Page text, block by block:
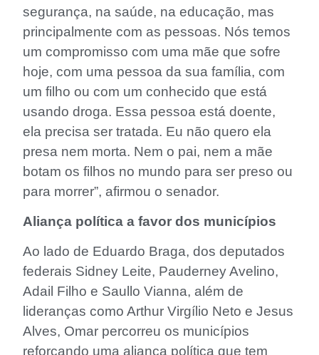
segurança, na saúde, na educação, mas
principalmente com as pessoas. Nós temos
um compromisso com uma mãe que sofre
hoje, com uma pessoa da sua família, com
um filho ou com um conhecido que está
usando droga. Essa pessoa está doente,
ela precisa ser tratada. Eu não quero ela
presa nem morta. Nem o pai, nem a mãe
botam os filhos no mundo para ser preso ou
para morrer”, afirmou o senador.
Aliança política a favor dos municípios
Ao lado de Eduardo Braga, dos deputados
federais Sidney Leite, Pauderney Avelino,
Adail Filho e Saullo Vianna, além de
lideranças como Arthur Virgílio Neto e Jesus
Alves, Omar percorreu os municípios
reforçando uma aliança política que tem